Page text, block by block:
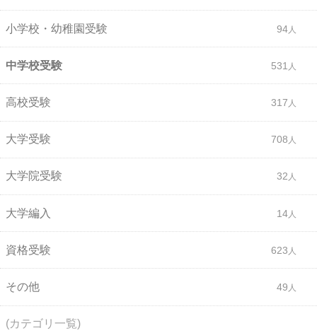
小学校・幼稚園受験 94
中学校受験 531
高校受験 317
大学受験 708
大学院受験 32
大学編入 14
資格受験 623
その他 49
(カテゴリ一覧)